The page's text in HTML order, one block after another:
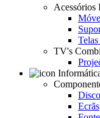
Acessórios
TV's
Ecrãs